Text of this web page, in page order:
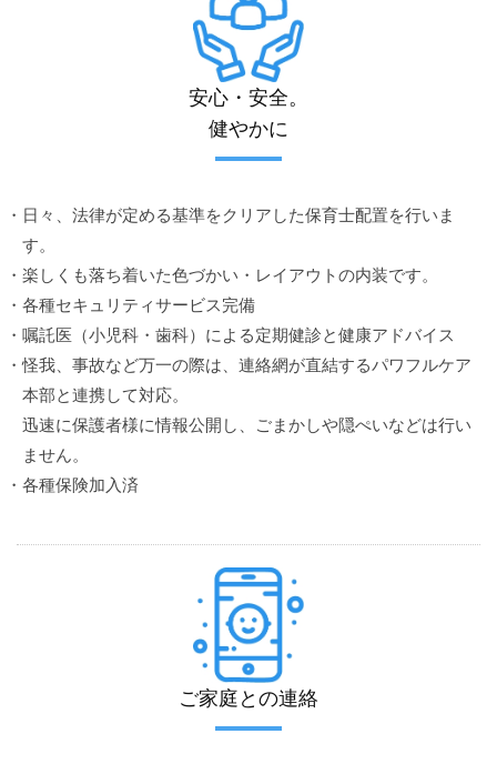
安心・安全。
健やかに
・日々、法律が定める基準をクリアした保育士配置を行いま
す。
・楽しくも落ち着いた色づかい・レイアウトの内装です。
・各種セキュリティサービス完備
・嘱託医（小児科・歯科）による定期健診と健康アドバイス
・怪我、事故など万一の際は、連絡網が直結するパワフルケア
本部と連携して対応。
迅速に保護者様に情報公開し、ごまかしや隠ぺいなどは行い
ません。
・各種保険加入済
ご家庭との連絡